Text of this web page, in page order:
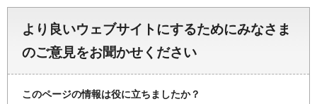
より良いウェブサイトにするためにみなさま
のご意見をお聞かせください
このページの情報は役に立ちましたか？